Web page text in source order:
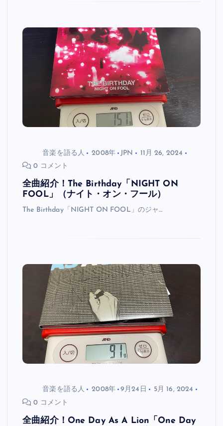
音楽を語る人 2008年 JPN
11月 26, 2024
0 コメント
全曲紹介！The Birthday「NIGHT ON
FOOL」（ナイト・オン・フール）
The Birthday「NIGHT ON FOOL」のジャ…
音楽を語る人 2008年 9月24日
5月 16, 2024
0 コメント
全曲紹介！One Day As A Lion「One Day